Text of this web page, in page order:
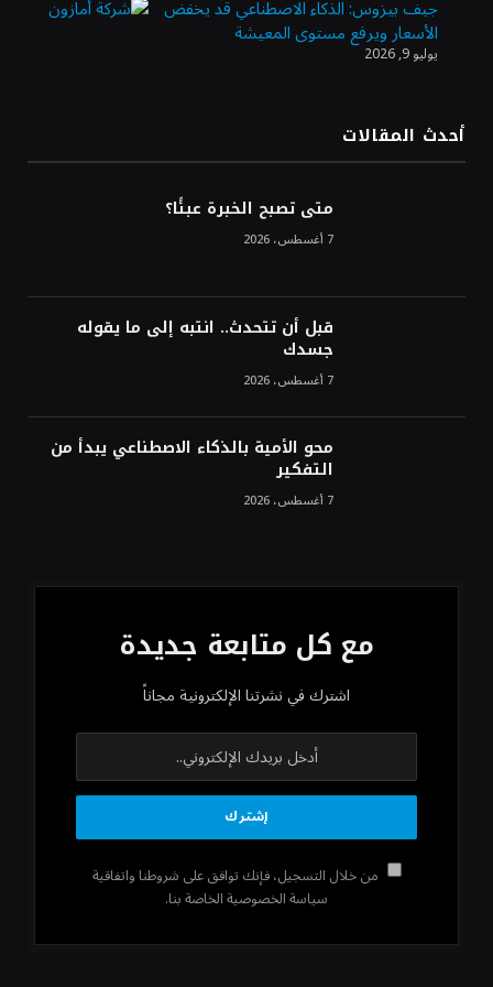
الدولار الأمريكي يتراجع قرب أدنى مستوياته
ترقب تطورات الوساطة بشأن الحرب
جيف بيزوس: الذكاء الاصطناعي قد يخفض
الأسعار ويرفع مستوى المعيشة
يوليو 9, 2026
أحدث المقالات
متى تصبح الخبرة عبئًا؟
7 أغسطس، 2026
قبل أن تتحدث.. انتبه إلى ما يقوله
جسدك
7 أغسطس، 2026
محو الأمية بالذكاء الاصطناعي يبدأ من
التفكير
7 أغسطس، 2026
مع كل متابعة جديدة
اشترك في نشرتنا الإلكترونية مجاناً
من خلال التسجيل، فإنك توافق على شروطنا واتفاقية
سياسة الخصوصية الخاصة بنا.